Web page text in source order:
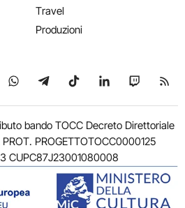
Travel
Produzioni
X su YouTube
Seguici su WhatsApp
Seguici su Telegram
Seguici su TikTok
Seguici su
Seguici
bando TOCC Decreto Direttoriale
PROGETTOTOCC0000125
CUPC87J23001080008